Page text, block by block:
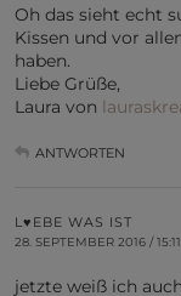
Oh das sieht echt
Kissen und vor
haben.
Liebe Grüße,
Laura von
ANTWORTEN
L♥EBE WAS IST
28. SEPTEMBER 2016 / 15:11
jetzte weiß ich